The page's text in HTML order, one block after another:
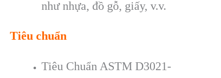
như nhựa, đồ gỗ, giấy, v.v.
Tiêu chuẩn
Tiêu Chuẩn ASTM D3021-